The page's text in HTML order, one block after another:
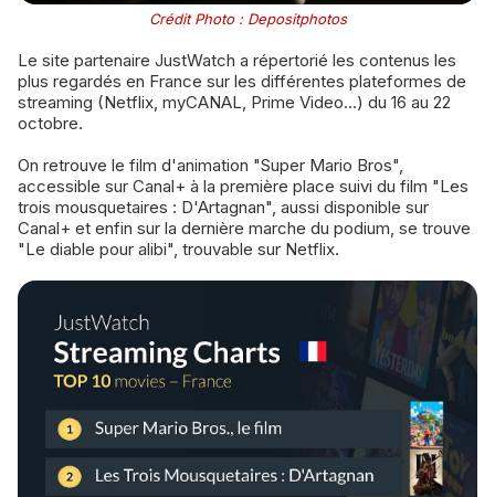
Crédit Photo : Depositphotos
Le site partenaire JustWatch a répertorié les contenus les
plus regardés en France sur les différentes plateformes de
streaming (Netflix, myCANAL, Prime Video...) du 16 au 22
octobre.
On retrouve le film d'animation "Super Mario Bros",
accessible sur Canal+ à la première place suivi du film "Les
trois mousquetaires : D'Artagnan", aussi disponible sur
Canal+ et enfin sur la dernière marche du podium, se trouve
"Le diable pour alibi", trouvable sur Netflix.